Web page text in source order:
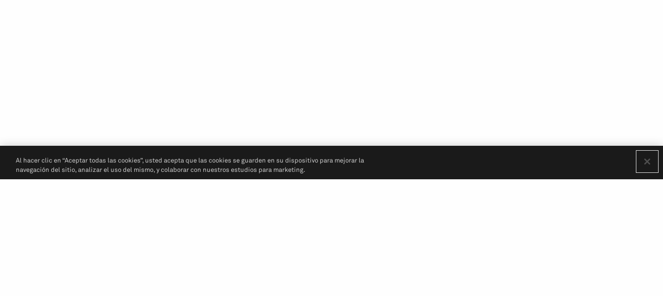
Al hacer clic en “Aceptar todas las cookies”, usted acepta que las cookies se guarden en su dispositivo para mejorar la
navegación del sitio, analizar el uso del mismo, y colaborar con nuestros estudios para marketing.